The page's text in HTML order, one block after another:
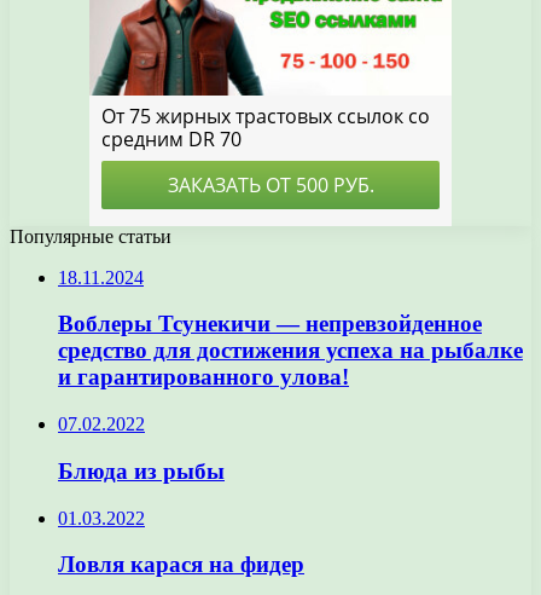
Популярные статьи
18.11.2024
Воблеры Тсунекичи — непревзойденное
средство для достижения успеха на рыбалке
и гарантированного улова!
07.02.2022
Блюда из рыбы
01.03.2022
Ловля карася на фидер